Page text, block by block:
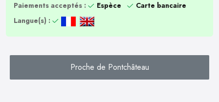
Paiements acceptés :
Espèce
Carte bancaire
Langue(s) :
Proche de Pontchâteau